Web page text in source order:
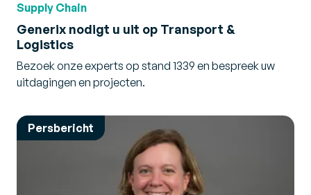
Supply Chain
Generix nodigt u uit op Transport &
Logistics
Bezoek onze experts op stand 1339 en bespreek uw
uitdagingen en projecten.
Persbericht